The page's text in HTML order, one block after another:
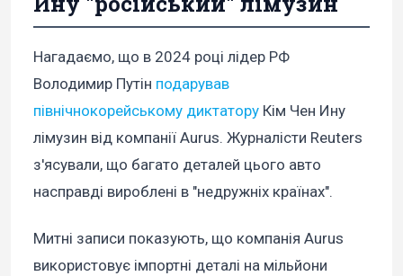
Нагадаємо, що в 2024 році лідер РФ
Володимир Путін подарував
північнокорейському диктатору Кім Чен Ину
лімузин від компанії Aurus. Журналісти Reuters
з'ясували, що багато деталей цього авто
насправді вироблені в "недружніх країнах".
Митні записи показують, що компанія Aurus
використовує імпортні деталі на мільйони